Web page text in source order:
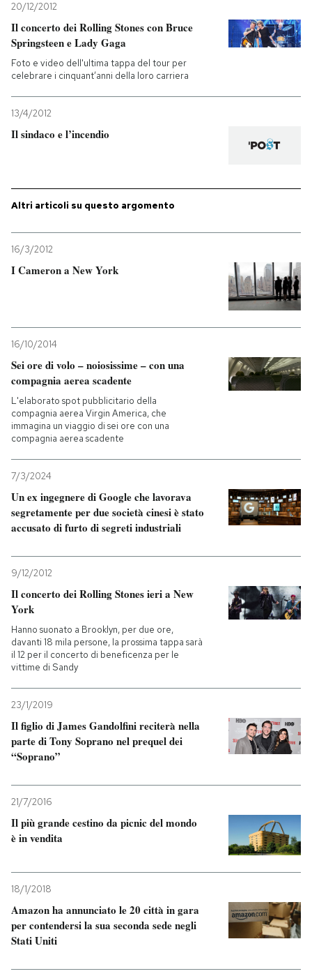
Entra
20/12/2012
Il concerto dei Rolling Stones con Bruce
Springsteen e Lady Gaga
Foto e video dell'ultima tappa del tour per
celebrare i cinquant’anni della loro carriera
13/4/2012
Il sindaco e l’incendio
Altri articoli su questo argomento
16/3/2012
I Cameron a New York
16/10/2014
Sei ore di volo – noiosissime – con una
compagnia aerea scadente
L'elaborato spot pubblicitario della
compagnia aerea Virgin America, che
immagina un viaggio di sei ore con una
compagnia aerea scadente
7/3/2024
Un ex ingegnere di Google che lavorava
segretamente per due società cinesi è stato
accusato di furto di segreti industriali
9/12/2012
Il concerto dei Rolling Stones ieri a New
York
Hanno suonato a Brooklyn, per due ore,
davanti 18 mila persone, la prossima tappa sarà
il 12 per il concerto di beneficenza per le
vittime di Sandy
23/1/2019
Il figlio di James Gandolfini reciterà nella
parte di Tony Soprano nel prequel dei
“Soprano”
21/7/2016
Il più grande cestino da picnic del mondo
è in vendita
18/1/2018
Amazon ha annunciato le 20 città in gara
per contendersi la sua seconda sede negli
Stati Uniti